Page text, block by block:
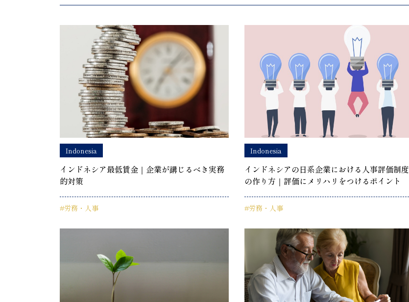
Indonesia
インドネシア最低賃金｜企業が講じるべき実務
的対策
#労務・人事
Indonesia
インドネシアの日系企業における人事評価制度
の作り方｜評価にメリハリをつけるポイント
#労務・人事